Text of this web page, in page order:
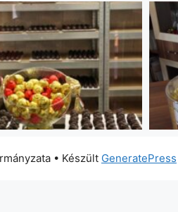
• Készült GeneratePress